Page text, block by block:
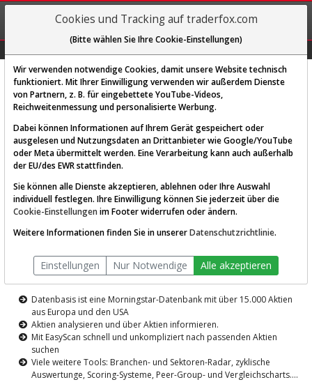
REGIS-
TRIEREN
Diese Funktion ist nur für
AKTIEN-TERMINAL
Die Aktienanalyse-Plattform von
TraderFox
Datenbasis ist eine Morningstar-Datenbank mit über 15.000 Aktien
aus Europa und den USA
Aktien analysieren und über Aktien informieren.
Mit EasyScan schnell und unkompliziert nach passenden Aktien
suchen
Viele weitere Tools: Branchen- und Sektoren-Radar, zyklische
Auswertunge, Scoring-Systeme, Peer-Group- und Vergleichscharts....
Cookies und Tracking auf traderfox.com
(Bitte wählen Sie Ihre Cookie-Einstellungen)
Wir verwenden notwendige Cookies, damit unsere Website technisch
funktioniert. Mit Ihrer Einwilligung verwenden wir außerdem Dienste
von Partnern, z. B. für eingebettete YouTube-Videos,
Reichweitenmessung und personalisierte Werbung.
Dabei können Informationen auf Ihrem Gerät gespeichert oder
ausgelesen und Nutzungsdaten an Drittanbieter wie Google/YouTube
oder Meta übermittelt werden. Eine Verarbeitung kann auch außerhalb
der EU/des EWR stattfinden.
Sie können alle Dienste akzeptieren, ablehnen oder Ihre Auswahl
individuell festlegen. Ihre Einwilligung können Sie jederzeit über die
Cookie-Einstellungen im Footer widerrufen oder ändern.
Weitere Informationen finden Sie in unsererDatenschutzrichtlinie.
Einstellungen Nur Notwendige Alle akzeptieren